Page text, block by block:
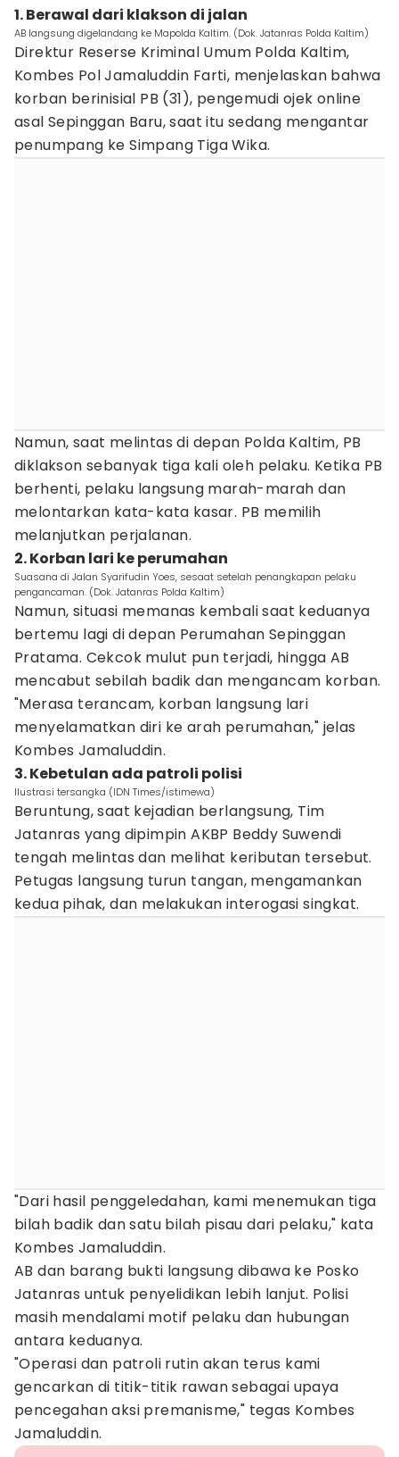
1. Berawal dari klakson di jalan
AB langsung digelandang ke Mapolda Kaltim. (Dok. Jatanras Polda Kaltim)
Direktur Reserse Kriminal Umum Polda Kaltim,
Kombes Pol Jamaluddin Farti, menjelaskan bahwa
korban berinisial PB (31), pengemudi ojek online
asal Sepinggan Baru, saat itu sedang mengantar
penumpang ke Simpang Tiga Wika.
Namun, saat melintas di depan Polda Kaltim, PB
diklakson sebanyak tiga kali oleh pelaku. Ketika PB
berhenti, pelaku langsung marah-marah dan
melontarkan kata-kata kasar. PB memilih
melanjutkan perjalanan.
2. Korban lari ke perumahan
Suasana di Jalan Syarifudin Yoes, sesaat setelah penangkapan pelaku
pengancaman. (Dok. Jatanras Polda Kaltim)
Namun, situasi memanas kembali saat keduanya
bertemu lagi di depan Perumahan Sepinggan
Pratama. Cekcok mulut pun terjadi, hingga AB
mencabut sebilah badik dan mengancam korban.
"Merasa terancam, korban langsung lari
menyelamatkan diri ke arah perumahan," jelas
Kombes Jamaluddin.
3. Kebetulan ada patroli polisi
Ilustrasi tersangka (IDN Times/istimewa)
Beruntung, saat kejadian berlangsung, Tim
Jatanras yang dipimpin AKBP Beddy Suwendi
tengah melintas dan melihat keributan tersebut.
Petugas langsung turun tangan, mengamankan
kedua pihak, dan melakukan interogasi singkat.
"Dari hasil penggeledahan, kami menemukan tiga
bilah badik dan satu bilah pisau dari pelaku," kata
Kombes Jamaluddin.
AB dan barang bukti langsung dibawa ke Posko
Jatanras untuk penyelidikan lebih lanjut. Polisi
masih mendalami motif pelaku dan hubungan
antara keduanya.
"Operasi dan patroli rutin akan terus kami
gencarkan di titik-titik rawan sebagai upaya
pencegahan aksi premanisme," tegas Kombes
Jamaluddin.